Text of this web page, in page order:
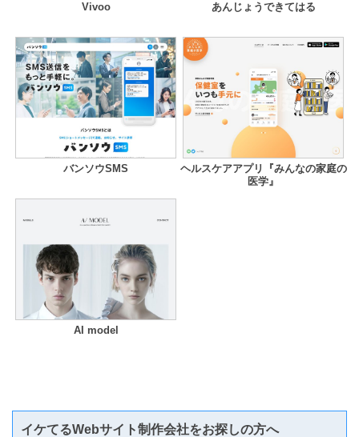
Vivoo あんじょうできてはる
バンソウSMS
ヘルスケアアプリ『みんなの家庭の
医学』
AI model
イケてるWebサイト制作会社をお探しの方へ